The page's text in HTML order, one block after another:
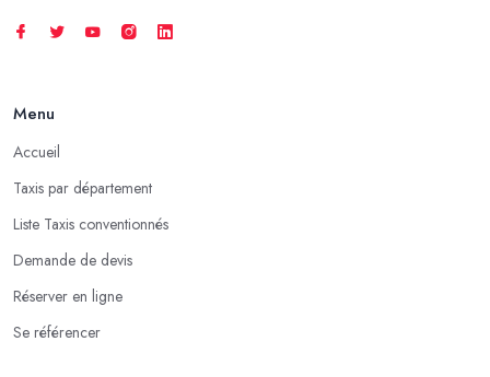
Menu
Accueil
Taxis par département
Liste Taxis conventionnés
Demande de devis
Réserver en ligne
Se référencer